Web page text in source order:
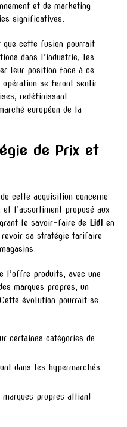
et de marketing
significatives.
que cette fusion pourrait
dans l’industrie, les
leur position face à ce
opération se feront sentir
redéfinissant
européen de la
de Prix et
cette acquisition concerne
l’assortiment proposé aux
le savoir-faire de Lidl
en
sa stratégie tarifaire
l’offre produits, avec une
marques propres, un
évolution pourrait se
certaines catégories de
dans les hypermarchés
marques propres alliant